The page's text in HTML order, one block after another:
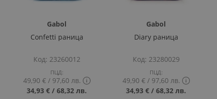
Gabol
Confetti раница
Код 23260012
ПЦД:
49,90 € ‎/‎97,60 лв.
34,93 € ‎/‎ 68,32 лв.
Gabol
Diary раница
Код 23280029
ПЦД:
49,90 € ‎/‎97,60 лв.
34,93 € ‎/‎ 68,32 лв.